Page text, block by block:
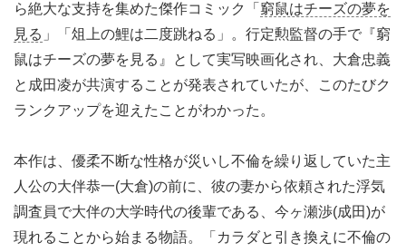
ら絶大な支持を集めた傑作コミック「 窮鼠はチーズの夢を
見る 」「俎上の鯉は二度跳ねる」。行定勲監督の手で『窮
鼠はチーズの夢を見る』として実写映画化され、大倉忠義
と成田凌が共演することが発表されていたが、このたびク
ランクアップを迎えたことがわかった。
本作は、優柔不断な性格が災いし不倫を繰り返していた主
人公の大伴恭一(大倉)の前に、彼の妻から依頼された浮気
調査員で大伴の大学時代の後輩である、今ヶ瀬渉(成田)が
現れることから始まる物語。「カラダと引き換えに不倫の